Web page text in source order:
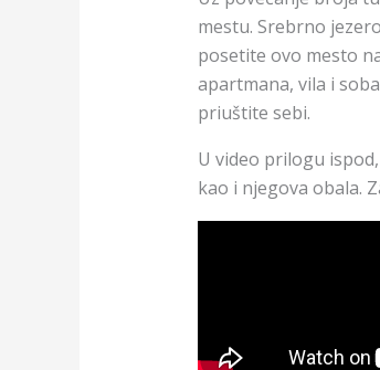
mestu. Srebrno
posetite ovo mesto
apartmana, vila i
priuštite sebi.
U video prilogu
kao i njegova obala.